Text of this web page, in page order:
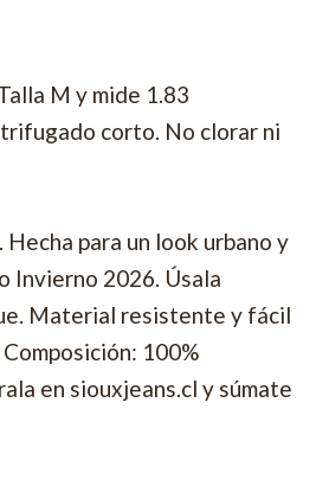
M y mide 1.83
corto. No clorar ni
para un look urbano y
Invierno 2026. Úsala
Material resistente y fácil
100%
en siouxjeans.cl y súmate